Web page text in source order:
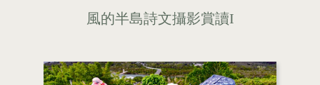
風的半島詩文攝影賞讀I